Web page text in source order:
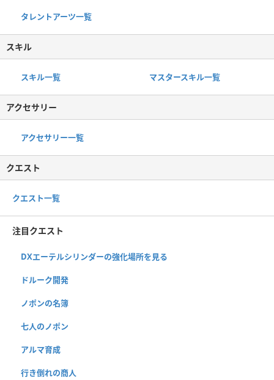
タレントアーツ一覧
スキル
スキル一覧 マスタースキル一覧
アクセサリー
アクセサリー一覧
クエスト
クエスト一覧
注目クエスト
DXエーテルシリンダーの強化場所を見る
ドルーク開発
ノポンの名簿
七人のノポン
アルマ育成
行き倒れの商人